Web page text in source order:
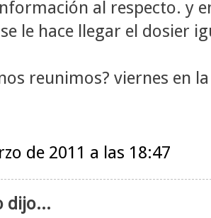
al respecto. y
le hace llegar el dosier
reunimos? viernes en
de 2011 a las 18:47
dijo...